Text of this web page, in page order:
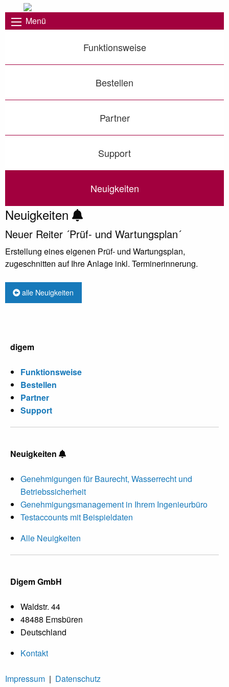
Menü
Funktionsweise
Bestellen
Partner
Support
Neuigkeiten
Neuigkeiten
Neuer Reiter ´Prüf- und Wartungsplan´
Erstellung eines eigenen Prüf- und Wartungsplan,
zugeschnitten auf Ihre Anlage inkl. Terminerinnerung.
alle Neuigkeiten
digem
Funktionsweise
Bestellen
Partner
Support
Neuigkeiten
Genehmigungen für Baurecht, Wasserrecht und
Betriebssicherheit
Genehmigungsmanagement in Ihrem Ingenieurbüro
Testaccounts mit Beispieldaten
Alle Neuigkeiten
Digem GmbH
Waldstr. 44
48488 Emsbüren
Deutschland
Kontakt
Impressum | Datenschutz